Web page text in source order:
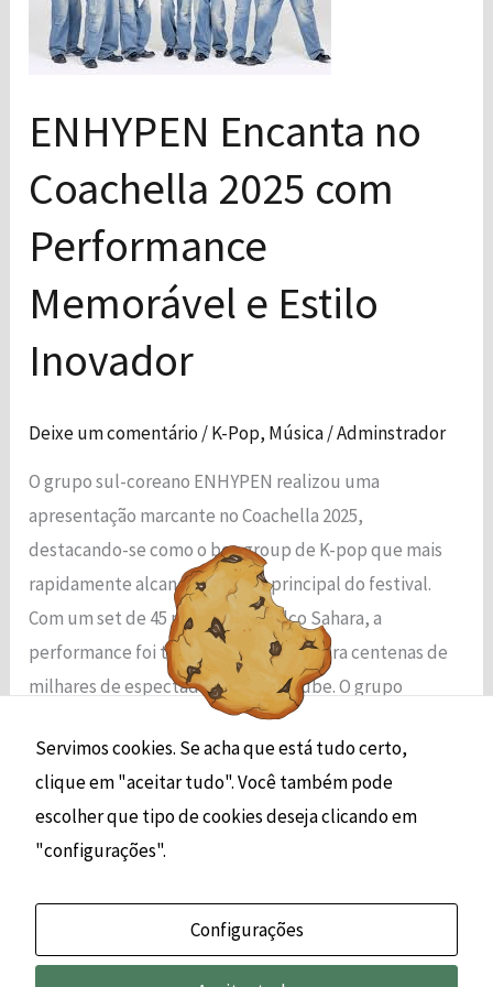
ENHYPEN Encanta no
Coachella 2025 com
Performance
Memorável e Estilo
Inovador
Deixe um comentário /K-Pop, Música/Adminstrador
O grupo sul-coreano ENHYPEN realizou uma
apresentação marcante no Coachella 2025,
destacando-se como o boy group de K-pop que mais
rapidamente alcançou o palco principal do festival.
Com um set de 45 minutos no palco Sahara, a
performance foi transmitida ao vivo para centenas de
milhares de espectadores via YouTube. O grupo
apresentou versões remixadas […]
2025
com
Memorável
Estilo
Inovador
Read More »
Servimos cookies. Se acha que está tudo certo,
clique em "aceitar tudo". Você também pode
escolher que tipo de cookies deseja clicando em
"configurações".
Configurações
Esses cookies
para o
funcionamento
Para que
melhorar a
funcionalidade
do site, com
base em
como o site é
usado.
Experiência
Para que o
nosso site
funcione o
melhor possível
durante a sua
cookies,
algumas
funcionalidades